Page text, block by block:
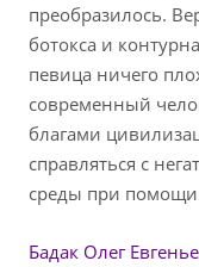
преобразилось.
ботокса и
певица ничего
современный
благами
справляться с
среды при помощи
Бадак Олег